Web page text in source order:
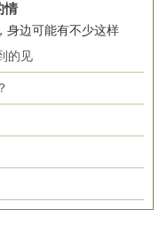
情
身边可能有不少这样
的见